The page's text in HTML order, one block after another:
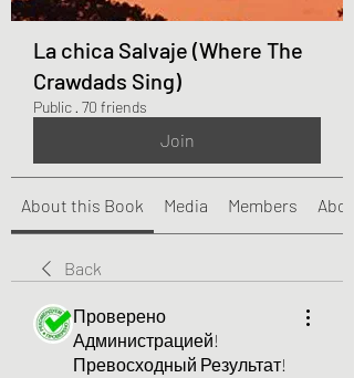
La chica Salvaje (Where The
Crawdads Sing)
Public · 70 friends
Join
About this Book Media Members About
Back
Проверено
Администрацией!
Превосходный Результат!